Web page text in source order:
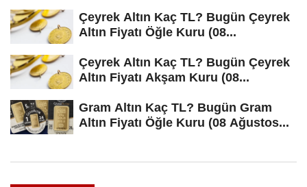
Çeyrek Altın Kaç TL? Bugün Çeyrek
Altın Fiyatı Öğle Kuru (08...
Çeyrek Altın Kaç TL? Bugün Çeyrek
Altın Fiyatı Akşam Kuru (08...
Gram Altın Kaç TL? Bugün Gram
Altın Fiyatı Öğle Kuru (08 Ağustos...